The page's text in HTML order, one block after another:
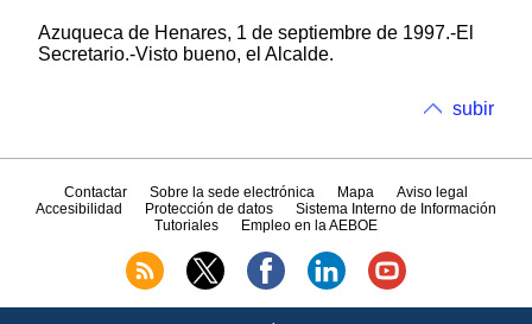
Azuqueca de Henares, 1 de septiembre de 1997.-El
Secretario.-Visto bueno, el Alcalde.
subir
Contactar Sobre la sede electrónica Mapa
Aviso legal
Accesibilidad
Protección de datos
Sistema Interno de Información
Tutoriales
Empleo en la AEBOE